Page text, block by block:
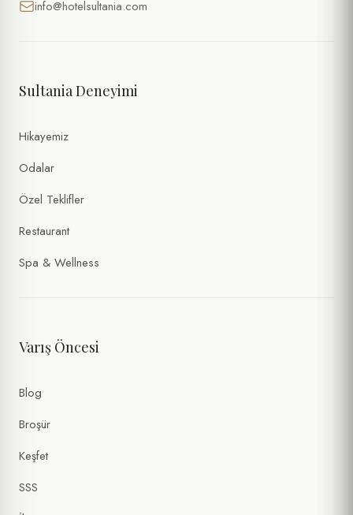
info@hotelsultania.com
Sultania Deneyimi
Hikayemiz
Odalar
Özel Teklifler
Restaurant
Spa & Wellness
Varış Öncesi
Blog
Broşür
Keşfet
SSS